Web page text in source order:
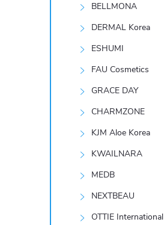
BELLMONA
DERMAL Korea
ESHUMI
FAU Cosmetics
GRACE DAY
CHARMZONE
KJM Aloe Korea
KWAILNARA
MEDB
NEXTBEAU
OTTIE International